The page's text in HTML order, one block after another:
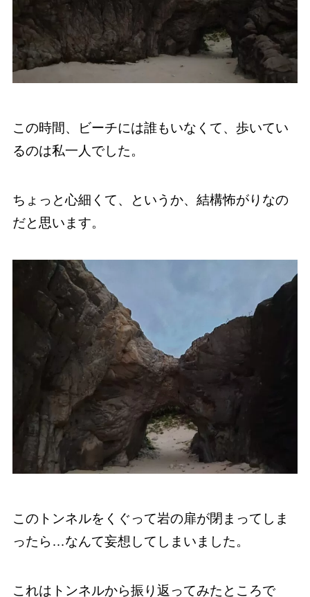
この時間、ビーチには誰もいなくて、歩いてい
るのは私一人でした。
ちょっと心細くて、というか、結構怖がりなの
だと思います。
このトンネルをくぐって岩の扉が閉まってしま
ったら…なんて妄想してしまいました。
これはトンネルから振り返ってみたところで